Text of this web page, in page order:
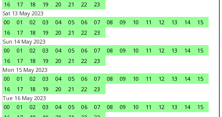
16
17 18 19 20 21 22
23
Sat 13 May 2023
00
01 02 03 04 05 06 07 08 09 10 11 12 13 14
15
16
17 18 19 20 21 22
23
Sun 14 May 2023
00
01 02 03 04 05 06 07 08 09 10 11 12 13 14
15
16
17 18 19 20 21 22
23
Mon 15 May 2023
00
01 02 03 04 05 06 07 08 09 10 11 12 13 14
15
16
17 18 19 20 21 22
23
Tue 16 May 2023
00
01 02 03 04 05 06 07 08 09 10 11 12 13 14
15